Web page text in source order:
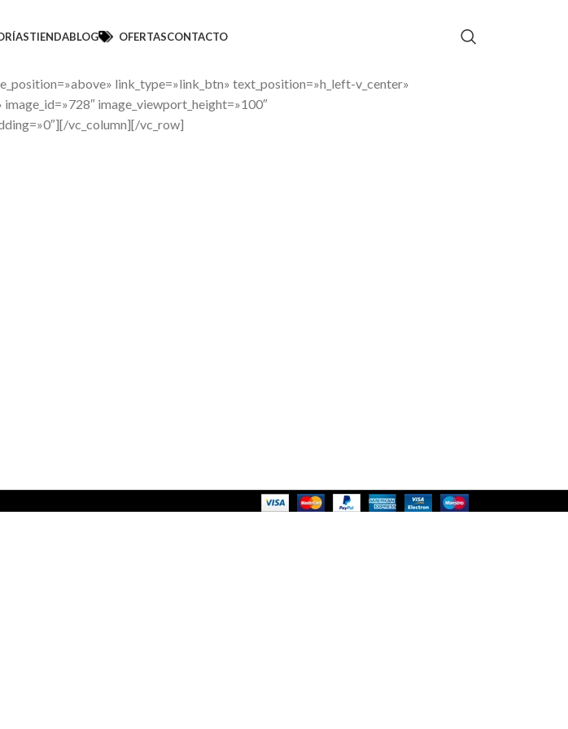
TIENDABLOG OFERTASCONTACTO
link_type=»link_btn» text_position=»h_left-v_center»
image_viewport_height=»100″
vc_column][/vc_row]